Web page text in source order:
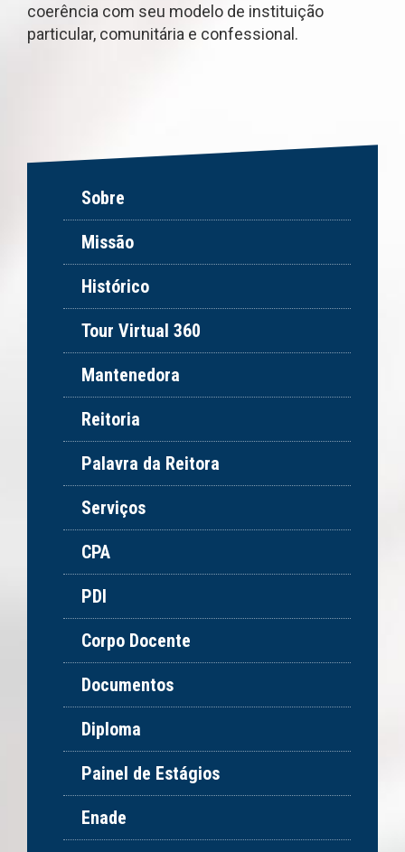
coerência com seu modelo de instituição
particular, comunitária e confessional.
Sobre
Missão
Histórico
Tour Virtual 360
Mantenedora
Reitoria
Palavra da Reitora
Serviços
CPA
PDI
Corpo Docente
Documentos
Diploma
Painel de Estágios
Enade